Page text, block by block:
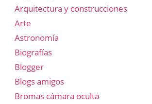
Arquitectura y construcciones
Arte
Astronomía
Biografías
Blogger
Blogs amigos
Bromas cámara oculta